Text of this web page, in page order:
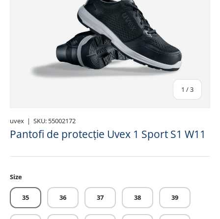
1 /din
3
uvex | SKU: 55002172
Pantofi de protecție Uvex 1 Sport S1 W11
Size
35 36 37 38 39